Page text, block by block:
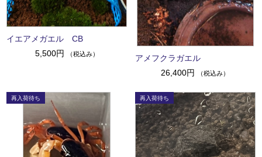
イエアメガエル CB
5,500円
（税込み）
アメフクラガエル
26,400円
（税込み）